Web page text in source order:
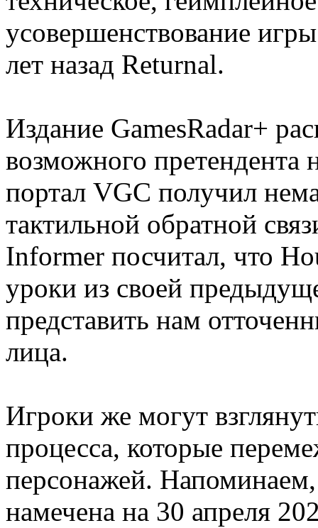
усовершенствование
лет назад Returnal.
Издание GamesRadar+
возможного претендента
портал VGC получил
тактильной обратной
Informer посчитал, что
уроки из своей
представить нам
лица.
Игроки же могут
процесса, которые
персонажей.
намечена на 30 апреля